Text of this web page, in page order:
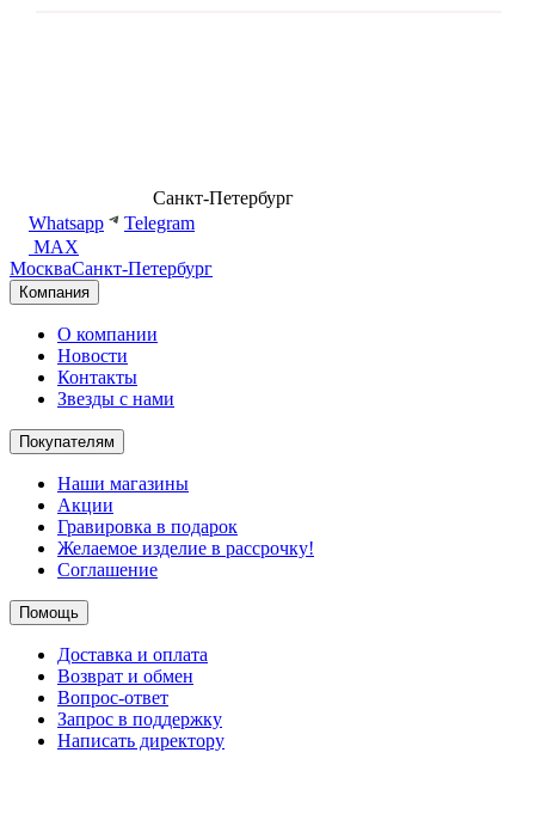
Санкт-Петербург
Whatsapp
Telegram
MAX
МоскваСанкт-Петербург
Компания
О компании
Новости
Контакты
Звезды с нами
Покупателям
Наши магазины
Акции
Гравировка в подарок
Желаемое изделие в рассрочку!
Соглашение
Помощь
Доставка и оплата
Возврат и обмен
Вопрос-ответ
Запрос в поддержку
Написать директору